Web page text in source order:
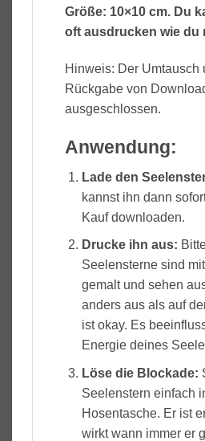
Größe: 10×10 cm. Du
oft ausdrucken wie du
Hinweis: Der Umtausch
Rückgabe von
ausgeschlossen.
Anwendung:
Lade den
kannst ihn dann
Kauf downloaden.
Drucke ihn aus:
Seelensterne sind
gemalt und sehen
anders aus als auf
ist okay. Es
Energie deines
Löse die Blockade:
Seelenstern einfach
Hosentasche. Er ist
wirkt wann immer er